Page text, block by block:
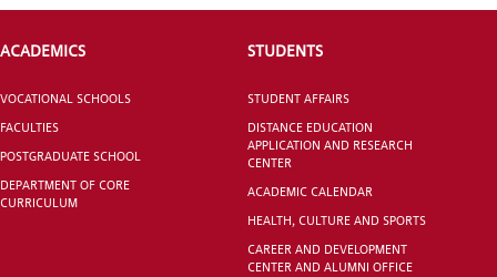
ACADEMICS
VOCATIONAL SCHOOLS
FACULTIES
POSTGRADUATE SCHOOL
DEPARTMENT OF CORE
CURRICULUM
STUDENTS
STUDENT AFFAIRS
DISTANCE EDUCATION
APPLICATION AND RESEARCH
CENTER
ACADEMIC CALENDAR
HEALTH, CULTURE AND SPORTS
CAREER AND DEVELOPMENT
CENTER AND ALUMNI OFFICE